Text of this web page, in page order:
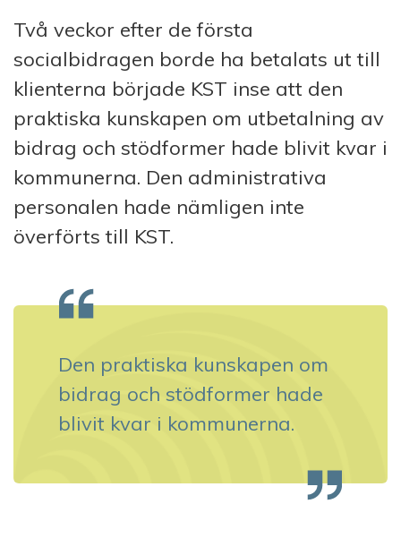
Två veckor efter de första
socialbidragen borde ha betalats ut till
klienterna började KST inse att den
praktiska kunskapen om utbetalning av
bidrag och stödformer hade blivit kvar i
kommunerna. Den administrativa
personalen hade nämligen inte
överförts till KST.
Den praktiska kunskapen om
bidrag och stödformer hade
blivit kvar i kommunerna.